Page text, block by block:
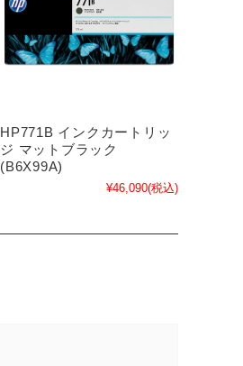
HP771B インクカートリッ
ジ マットブラック
(B6X99A)
¥46,090(税込)